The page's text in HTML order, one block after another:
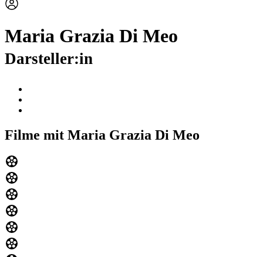
Maria Grazia Di Meo
Darsteller:in
Filme mit Maria Grazia Di Meo